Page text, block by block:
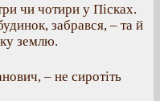
чи чотири у Пісках.
забрався, – та й
землю.
– не сиротіть